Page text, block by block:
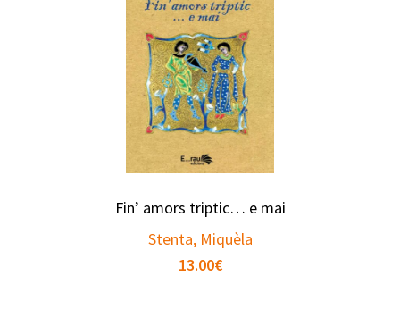
Fin’ amors triptic… e mai
Stenta, Miquèla
13.00€